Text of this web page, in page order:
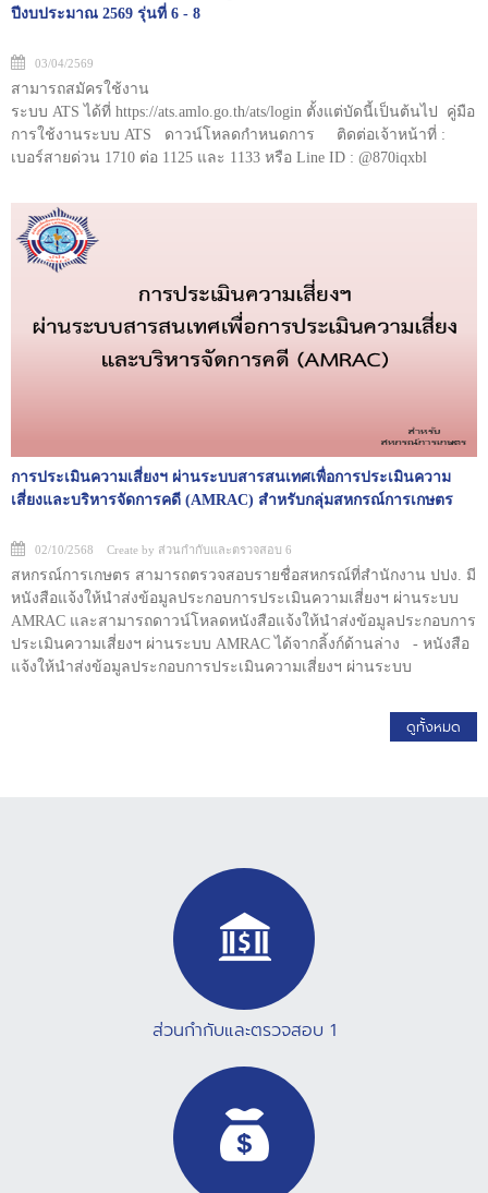
ปีงบประมาณ 2569 รุ่นที่ 6 - 8
03/04/2569
สามารถสมัครใช้งาน
ระบบ ATS ได้ที่ https://ats.amlo.go.th/ats/login ตั้งแต่บัดนี้เป็นต้นไป คู่มือ
การใช้งานระบบ ATS ดาวน์โหลดกำหนดการ ติดต่อเจ้าหน้าที่ :
เบอร์สายด่วน 1710 ต่อ 1125 และ 1133 หรือ Line ID : @870iqxbl
การประเมินความเสี่ยงฯ ผ่านระบบสารสนเทศเพื่อการประเมินความ
เสี่ยงและบริหารจัดการคดี (AMRAC) สำหรับกลุ่มสหกรณ์การเกษตร
02/10/2568 Create by ส่วนกำกับและตรวจสอบ 6
สหกรณ์การเกษตร สามารถตรวจสอบรายชื่อสหกรณ์ที่สำนักงาน ปปง. มี
หนังสือแจ้งให้นำส่งข้อมูลประกอบการประเมินความเสี่ยงฯ ผ่านระบบ
AMRAC และสามารถดาวน์โหลดหนังสือแจ้งให้นำส่งข้อมูลประกอบการ
ประเมินความเสี่ยงฯ ผ่านระบบ AMRAC ได้จากลิ้งก์ด้านล่าง - หนังสือ
แจ้งให้นำส่งข้อมูลประกอบการประเมินความเสี่ยงฯ ผ่านระบบ
หนังสือแจ้งให้นำส่งข้อมูลประกอบการประเมินความเสี่ยงฯ ผ่านระบบ
AMRAC 207 แห่ง <<< Download - ข้อแนะนำการเข้าใช้งานระบบ
ดูทั้งหมด
ส่วนกำกับและตรวจสอบ 1